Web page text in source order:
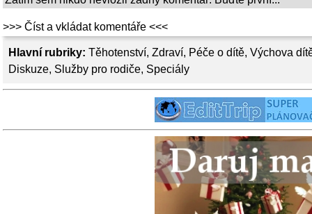
Hlavní rubriky: Těhotenství, Zdraví, Péče o dítě, Výchova
Diskuze, Služby pro rodiče, Speciály
>>> Číst a vkládat komentáře <<<